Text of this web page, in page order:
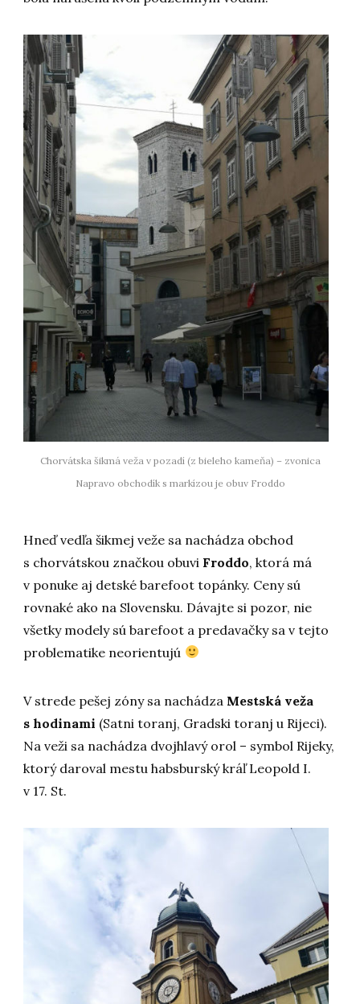
Chorvátska šikmá veža v pozadí (z bieleho kameňa) – zvonica
Napravo obchodík s markízou je obuv Froddo
Hneď vedľa šikmej veže sa nachádza obchod
s chorvátskou značkou obuvi Froddo, ktorá má
v ponuke aj detské barefoot topánky. Ceny sú
rovnaké ako na Slovensku. Dávajte si pozor, nie
všetky modely sú barefoot a predavačky sa v tejto
problematike neorientujú
V strede pešej zóny sa nachádza Mestská veža
s hodinami (Satni toranj, Gradski toranj u Rijeci).
Na veži sa nachádza dvojhlavý orol – symbol Rijeky,
ktorý daroval mestu habsburský kráľ Leopold I.
v 17. St.